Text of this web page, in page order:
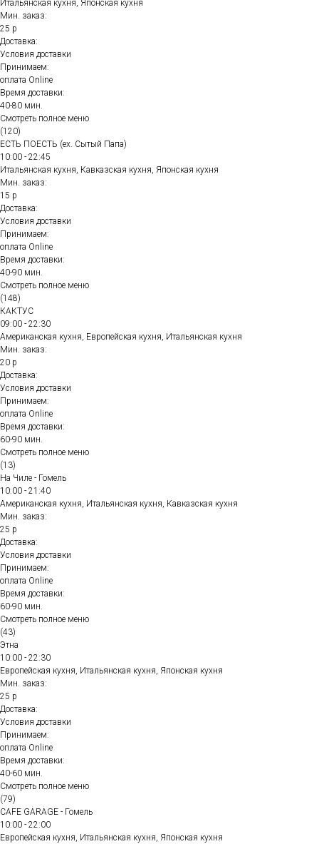
Итальянская кухня, Японская кухня
Мин. заказ:
25 р
Доставка:
Условия доставки
Принимаем:
оплата Online
Время доставки:
40-80 мин.
Смотреть полное меню
(120)
ЕСТЬ ПОЕСТЬ (ex. Сытый Папа)
10:00 - 22:45
Итальянская кухня, Кавказская кухня, Японская кухня
Мин. заказ:
15 р
Доставка:
Условия доставки
Принимаем:
оплата Online
Время доставки:
40-90 мин.
Смотреть полное меню
(148)
КАКТУС
09:00 - 22:30
Американская кухня, Европейская кухня, Итальянская кухня
Мин. заказ:
20 р
Доставка:
Условия доставки
Принимаем:
оплата Online
Время доставки:
60-90 мин.
Смотреть полное меню
(13)
На Чиле - Гомель
10:00 - 21:40
Американская кухня, Итальянская кухня, Кавказская кухня
Мин. заказ:
25 р
Доставка:
Условия доставки
Принимаем:
оплата Online
Время доставки:
60-90 мин.
Смотреть полное меню
(43)
Этна
10:00 - 22:30
Европейская кухня, Итальянская кухня, Японская кухня
Мин. заказ:
25 р
Доставка:
Условия доставки
Принимаем:
оплата Online
Время доставки:
40-60 мин.
Смотреть полное меню
(79)
CAFE GARAGE - Гомель
10:00 - 22:00
Европейская кухня, Итальянская кухня, Японская кухня